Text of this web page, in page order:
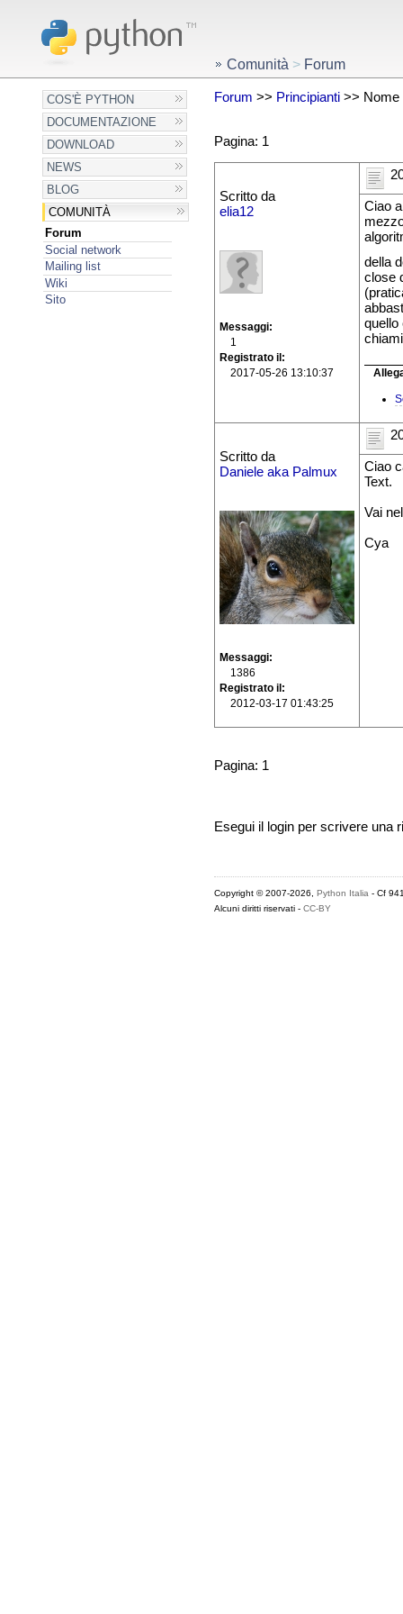
COS'È PYTHON
DOCUMENTAZIONE
DOWNLOAD
NEWS
BLOG
COMUNITÀ
Forum
Social network
Mailing list
Wiki
Sito
Comunità > Forum
Forum >> Principianti>> Nome
Pagina: 1
Scritto da
elia12
Messaggi
1
Registrato il
2017-05-26 13:10:37
Ciao
della
close
quello
Scritto da
Daniele aka Palmux
Messaggi
1386
Registrato il
2012-03-17 01:43:25
Ciao
Text.
Vai
Cya
Pagina: 1
Esegui il login per scrivere una
Copyright © 2007-2026, Python Italia- Cf
Alcuni diritti riservati - CC-BY